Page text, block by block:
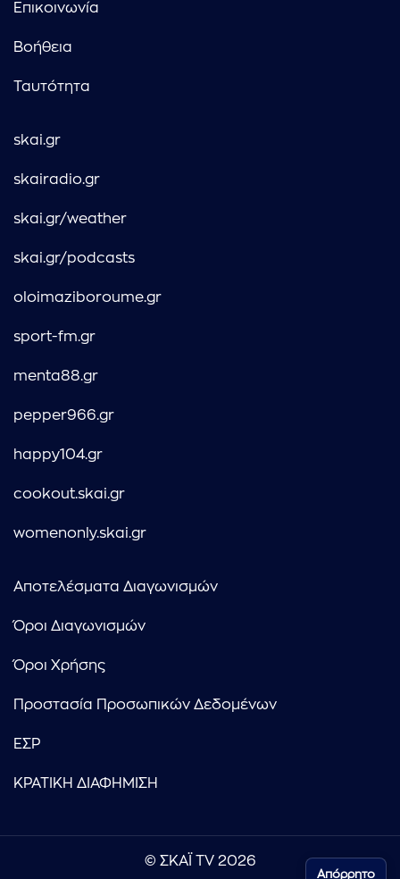
Επικοινωνία
Βοήθεια
Ταυτότητα
skai.gr
skairadio.gr
skai.gr/weather
skai.gr/podcasts
oloimaziboroume.gr
sport-fm.gr
menta88.gr
pepper966.gr
happy104.gr
cookout.skai.gr
womenonly.skai.gr
Αποτελέσματα Διαγωνισμών
Όροι Διαγωνισμών
Όροι Χρήσης
Προστασία Προσωπικών Δεδομένων
ΕΣΡ
ΚΡΑΤΙΚΗ ΔΙΑΦΗΜΙΣΗ
© ΣΚΑΪ TV 2026
Απόρρητο